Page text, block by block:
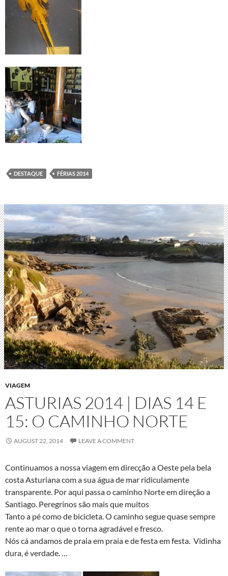
DESTAQUE FÉRIAS 2014
VIAGEM
ASTURIAS 2014 | DIAS 14 E
15: O CAMINHO NORTE
AUGUST 22, 2014 LEAVE A COMMENT
Continuamos a nossa viagem em direcção a Oeste pela bela
costa Asturiana com a sua água de mar ridiculamente
transparente. Por aqui passa o caminho Norte em direção a
Santiago. Peregrinos são mais que muitos
Tanto a pé como de bicicleta. O caminho segue quase sempre
rente ao mar o que o torna agradável e fresco.
Nós cá andamos de praia em praia e de festa em festa. Vidinha
dura, é verdade. …